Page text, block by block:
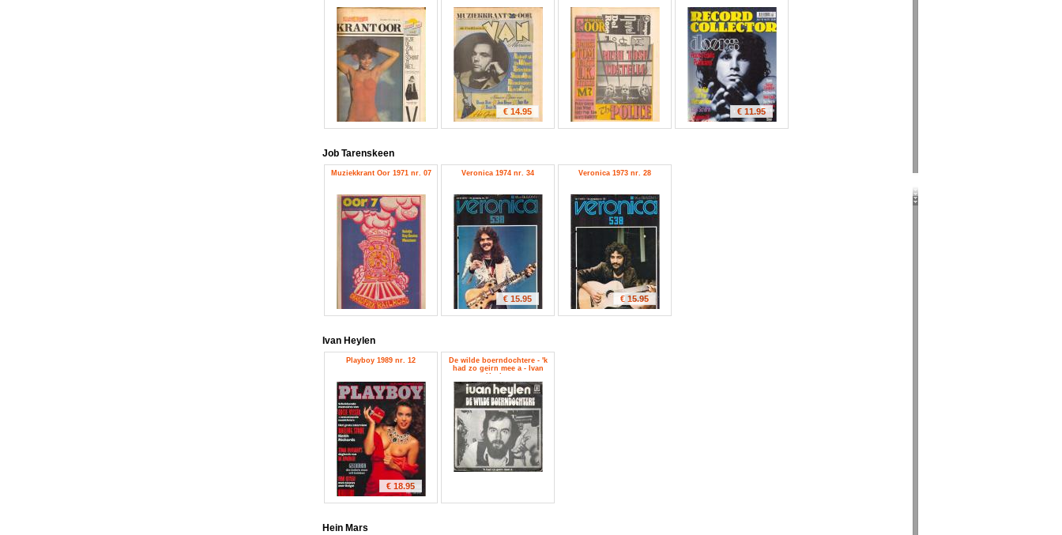
€ 14.95 € 11.95
Job Tarenskeen
Muziekkrant Oor 1971 nr. 07 Veronica 1974 nr. 34
€ 15.95
Veronica 1973 nr. 28
€ 15.95
Ivan Heylen
Playboy 1989 nr. 12
€ 18.95
De wilde boerndochtere - 'k
had zo geirn mee a - Ivan
Heylen
Hein Mars